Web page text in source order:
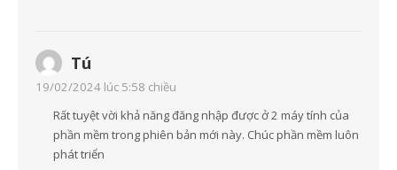
Tú
19/02/2024 lúc 5:58 chiều
Rất tuyệt vời khả năng đăng nhập được ở 2 máy tính của
phần mềm trong phiên bản mới này. Chúc phần mềm luôn
phát triển